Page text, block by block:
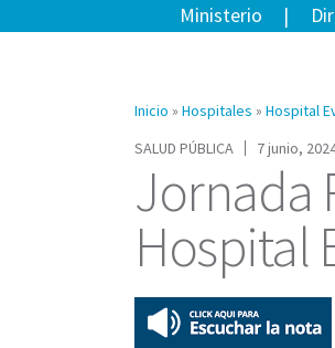
Ministerio
Inicio » Hospitales » Hospital
SALUD PÚBLICA
7 junio,
Jornada
Hospital